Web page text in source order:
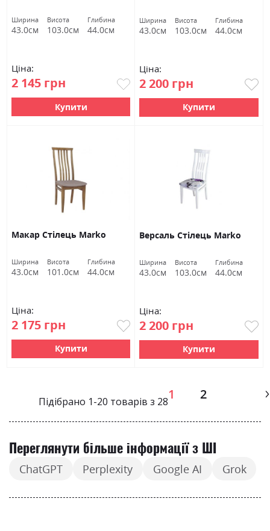
Ширина
43.0см
Висота
103.0см
Глибина
44.0см
Ціна:
2 145 грн
Купити
Ширина
43.0см
Висота
103.0см
Глибина
44.0см
Ціна:
2 200 грн
Купити
Макар Стілець Marko
Ширина
43.0см
Висота
101.0см
Глибина
44.0см
Ціна:
2 175 грн
Купити
Версаль Стілець Marko
Ширина
43.0см
Висота
103.0см
Глибина
44.0см
Ціна:
2 200 грн
Купити
Підібрано 1-20 товарів з 28
Page
1 2
Переглянути більше інформації з ШІ
ChatGPT Perplexity Google AI Grok